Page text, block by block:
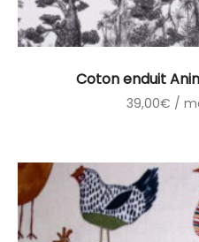
Coton enduit
39,00€ /